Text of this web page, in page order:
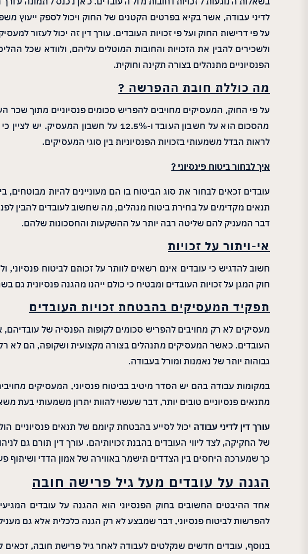
לדיני עבודה, אשר בקיא בפרטים הקטנים של החוק ויכול לספק ייעוץ
על פי דרישות החוק ועל פי זכויות העובדים. עורך דין זה יכול לעזור
ולשכירים להבין את הזכויות והחובות המוטלים עליהם, ולוודא שכל
הפנסיוניים מתנהלים בצורה תקינה וחוקית.
מה כוללת חובת ההפרשה ?
מהסכום הוא על חשבון העובד ו-12.5%
לראות הבדל משמעותי בזכויות הפנסיוניות בין סוגי המעסיקים.
איך לבחור ביטוח פינסיוני ?
תנאים מקדימים על בחירת ביטוח מנהלים, מה שחשוב לעובדים להבין
דבר המעניק להם שליטה רבה יותר על ההשקעות והחסכונות שלהם.
אי-ויתור על זכויות
חשוב להדגיש כי עובדים אינם רשאים לוותר על זכותם לביטוח
חוק המגן על זכויות העובדים ומבטיח כי כולם ייהנו מהגנה פנסיונית גם
תפקיד המעסיקים בהבטחת זכויות העובדים
מעסיקים לא רק מחויבים להפריש סכומים לקופות הפנסיה של
העובדים. כאשר המעסיקים מתנהלים בצורה מקצועית ושקופה, הם לא
גבוהות יותר של נאמנות ומורל בעבודה.
במקומות עבודה בהם יש הסדר מיטיב בביטוח פנסיוני, המעסיקים
מתנאים פנסיוניים טובים יותר, דבר שעשוי להוות יתרון משמעותי בעת
עורך דין לדיני עבודה יכול לסייע בהבטחת קיומם של תנאים פנסיוניים
של החקיקה, לצד ליווי העובדים בהבנת זכויותיהם. עורך דין תורם גם
כך שמערכת היחסים בין הצדדים תישמר באווירה של אמון הדדי ושיתוף
הגנה על עובדים מעל גיל פרישה חובה
להפרשות לביטוח פנסיוני, דבר שמבצע לא רק הגנה כלכלית אלא גם
בנוסף, עובדים חדשים שנקלטים לעבודה לאחר גיל פרישת חובה, זכאים